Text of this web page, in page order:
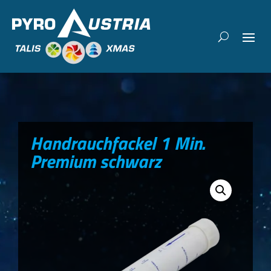
Handrauchfackel 1 Min.
Premium schwarz